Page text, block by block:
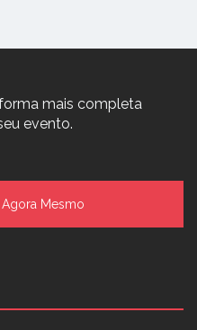
mais completa
evento.
Mesmo